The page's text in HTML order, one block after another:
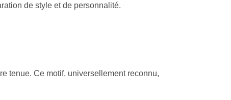
de style et de personnalité.
tenue. Ce motif, universellement reconnu,